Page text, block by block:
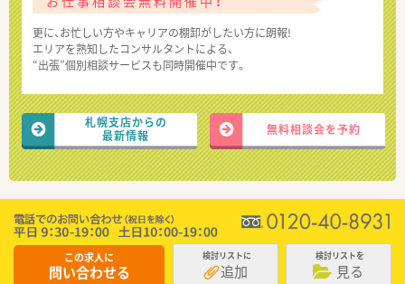
更に、お忙しい方やキャリアの棚卸がしたい方に朗報!
エリアを熟知したコンサルタントによる、
“出張”個別相談サービスも同時開催中です。
札幌支店からの
最新情報
無料相談会を予約
この求人に
問い合わせる
検討リストに
追加
検討リストを
見る